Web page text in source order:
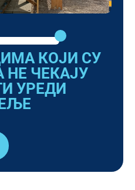
КОЈИ СУ
ЧЕКАЈУ
УРЕДИ